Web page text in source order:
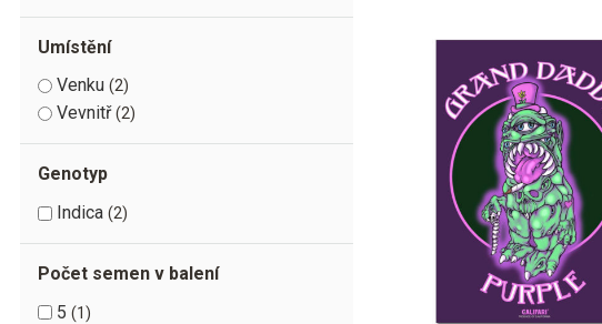
Umístění
Venku 2
Vevnitř 2
Genotyp
Indica 2
Počet semen v balení
5
1